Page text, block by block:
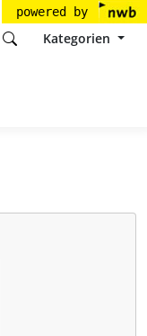
powered by
Kategorien